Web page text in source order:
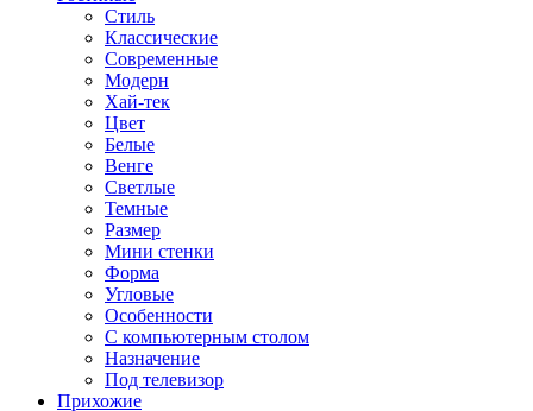
Стиль
Классические
Современные
Модерн
Хай-тек
Цвет
Белые
Венге
Светлые
Темные
Размер
Мини стенки
Форма
Угловые
Особенности
С компьютерным столом
Назначение
Под телевизор
Прихожие